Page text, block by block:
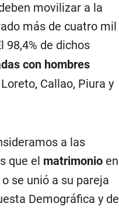
movilizar a la
más de cuatro mil
98,4% de dichos
con hombres
Callao, Piura y
a las
que el matrimonio en
se unió a su pareja
Demográfica y de